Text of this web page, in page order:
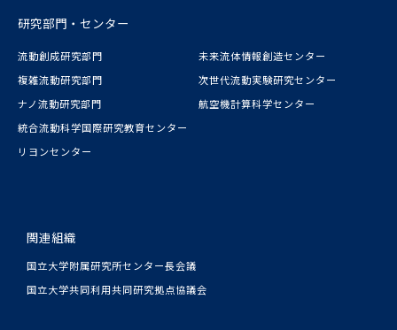
研究部門・センター
流動創成研究部門
複雑流動研究部門
ナノ流動研究部門
統合流動科学国際研究教育センター
リヨンセンター
未来流体情報創造センター
次世代流動実験研究センター
航空機計算科学センター
関連組織
国立大学附属研究所センター長会議
国立大学共同利用共同研究拠点協議会